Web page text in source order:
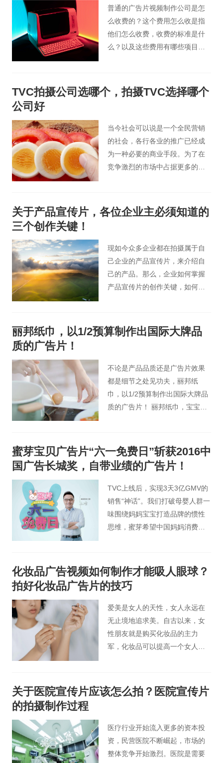
些问题。
普通的广告片视频制作公司是怎
么收费的？这个费用怎么收是指
他们怎么收费，收费的标准是什
么？以及这些费用有哪些项目和
度，把这些知识分享给大家。
TVC拍摄公司选哪个，拍摄TVC选择哪个
公司好
当今社会可以说是一个全民营销
的社会，各行各业的推广已经成
为一种必要的商业手段。为了在
竞争激烈的市场中占据更多的市
TVC广告就是大家生活中常见的
类型之一。面对这个市场上众多
业，如何如何比较这些公司的实
力呢？接下来，桃花谷广告片小
编将与您探讨这个话题。
关于产品宣传片，各位企业主必须知道的
三个创作关键！
现如今众多企业都在拍摄属于自
己企业的产品宣传片，来介绍自
己的产品。那么，企业如何掌握
产品宣传片的创作关键，如何使
丽邦纸巾，以1/2预算制作出国际大牌品
质的广告片！
不论是产品品质还是广告片效果
都是细节之处见功夫，丽邦纸
巾，以1/2预算制作出国际大牌品
质的广告片！ 丽邦纸巾，宝宝爱
蜜芽宝贝广告片“六一免费日”斩获2016中
国广告长城奖，自带业绩的广告片！
TVC上线后，实现3天3亿GMV的
销售“神话”。我们打破母婴人群一
味围绕妈妈宝宝打造品牌的惯性
思维，蜜芽希望中国妈妈消费零
大赢家。
化妆品广告视频如何制作才能吸人眼球？
拍好化妆品广告片的技巧
爱美是女人的天性，女人永远在
无止境地追求美。自古以来，女
性朋友就是购买化妆品的主力
军，化妆品可以提高一个女人的
众了解化妆品的重要作用，那么
如何拍摄制作化妆品广告视频才
关于医院宣传片应该怎么拍？医院宣传片
的拍摄制作过程
医疗行业开始流入更多的资本投
资，民营医院不断崛起，市场的
整体竞争开始激烈。医院是需要